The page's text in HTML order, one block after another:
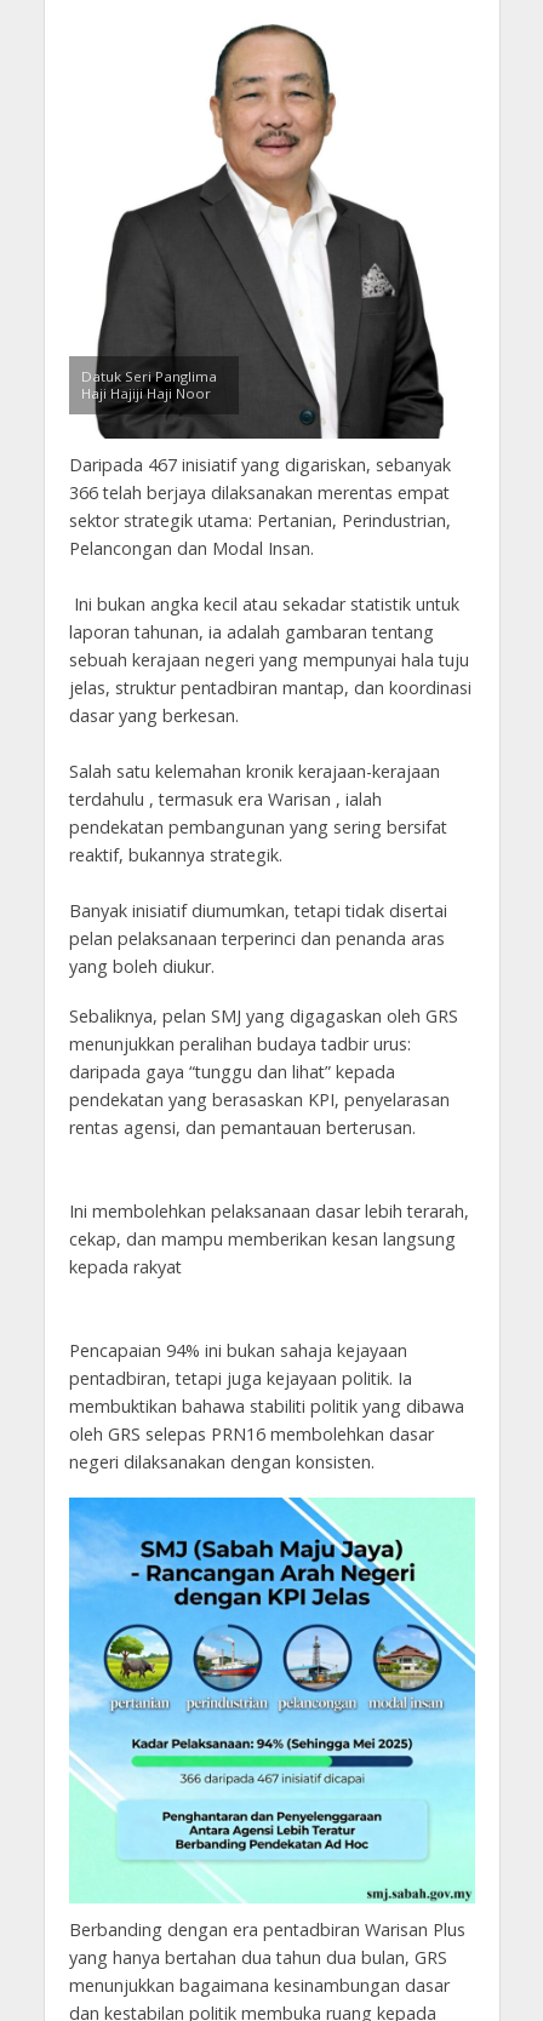
Datuk Seri Panglima
Haji Hajiji Haji Noor
Daripada 467 inisiatif yang digariskan, sebanyak
366 telah berjaya dilaksanakan merentas empat
sektor strategik utama: Pertanian, Perindustrian,
Pelancongan dan Modal Insan.
Ini bukan angka kecil atau sekadar statistik untuk
laporan tahunan, ia adalah gambaran tentang
sebuah kerajaan negeri yang mempunyai hala tuju
jelas, struktur pentadbiran mantap, dan koordinasi
dasar yang berkesan.
Salah satu kelemahan kronik kerajaan-kerajaan
terdahulu , termasuk era Warisan , ialah
pendekatan pembangunan yang sering bersifat
reaktif, bukannya strategik.
Banyak inisiatif diumumkan, tetapi tidak disertai
pelan pelaksanaan terperinci dan penanda aras
yang boleh diukur.
Sebaliknya, pelan SMJ yang digagaskan oleh GRS
menunjukkan peralihan budaya tadbir urus:
daripada gaya “tunggu dan lihat” kepada
pendekatan yang berasaskan KPI, penyelarasan
rentas agensi, dan pemantauan berterusan.
Ini membolehkan pelaksanaan dasar lebih terarah,
cekap, dan mampu memberikan kesan langsung
kepada rakyat
Pencapaian 94% ini bukan sahaja kejayaan
pentadbiran, tetapi juga kejayaan politik. Ia
membuktikan bahawa stabiliti politik yang dibawa
oleh GRS selepas PRN16 membolehkan dasar
negeri dilaksanakan dengan konsisten.
Berbanding dengan era pentadbiran Warisan Plus
yang hanya bertahan dua tahun dua bulan, GRS
menunjukkan bagaimana kesinambungan dasar
dan kestabilan politik membuka ruang kepada